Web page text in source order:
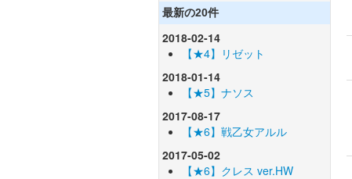
最新の20件
2018-02-14
【★4】リゼット
2018-01-14
【★5】ナソス
2017-08-17
【★6】戦乙女アルル
2017-05-02
【★6】クレス ver.HW